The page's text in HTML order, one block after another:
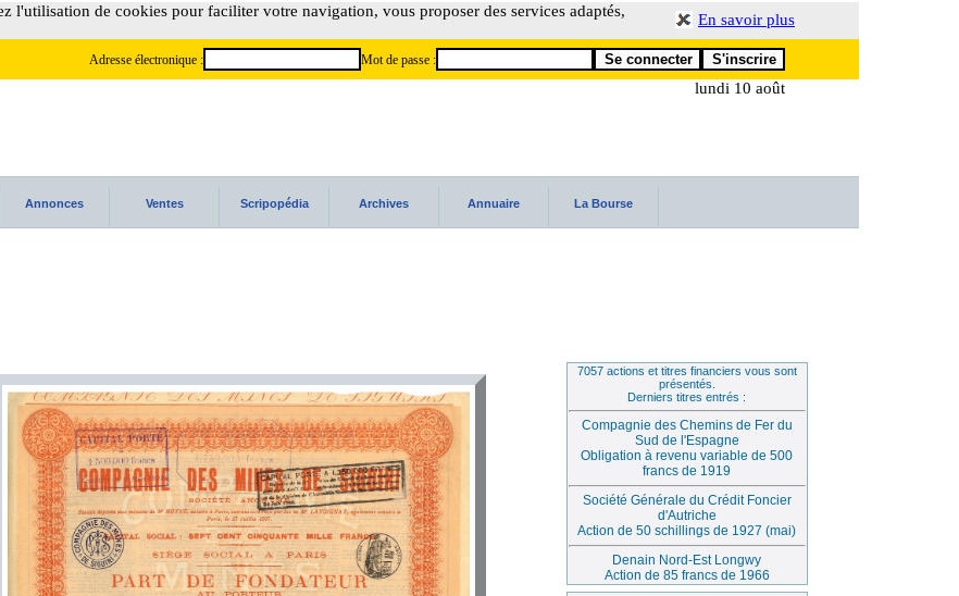
l'utilisation de cookies pour faciliter votre navigation, vous proposer des services adaptés,
En savoir plus
Adresse électronique : Mot de passe :
lundi 10 août
Annonces Ventes Scripopédia Archives Annuaire La Bourse
7057 actions et titres financiers vous sont
présentés.
Derniers titres entrés :
Compagnie des Chemins de Fer du
Sud de l'Espagne
Obligation à revenu variable de 500
francs de 1919
Société Générale du Crédit Foncier
d'Autriche
Action de 50 schillings de 1927 (mai)
Denain Nord-Est Longwy
Action de 85 francs de 1966